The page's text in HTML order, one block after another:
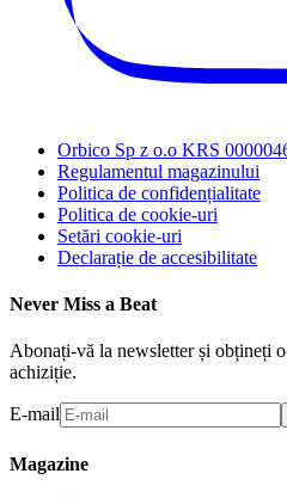
Orbico Sp z o.o KRS
Regulamentul magazinului
Politica de confidențialitate
Politica de cookie-uri
Setări cookie-uri
Declarație de accesibilitate
Never Miss a Beat
Abonați-vă la newsletter și obțineți
achiziție.
E-mail
Magazine